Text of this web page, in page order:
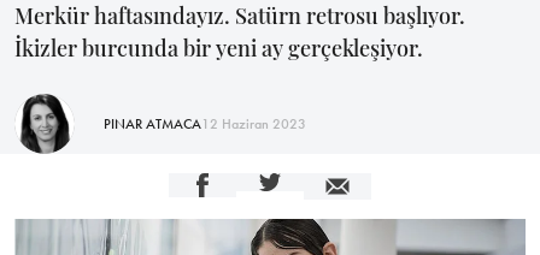
Merkür haftasındayız. Satürn retrosu başlıyor.
İkizler burcunda bir yeni ay gerçekleşiyor.
PINAR ATMACA12 Haziran 2023